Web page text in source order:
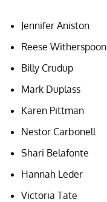
Jennifer Aniston
Reese Witherspoon
Billy Crudup
Mark Duplass
Karen Pittman
Nestor Carbonell
Shari Belafonte
Hannah Leder
Victoria Tate